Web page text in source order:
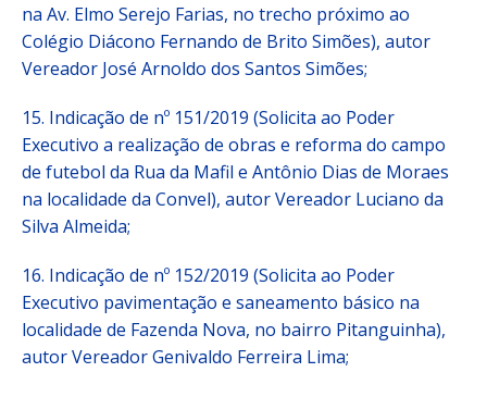
na Av. Elmo Serejo Farias, no trecho próximo ao
Colégio Diácono Fernando de Brito Simões), autor
Vereador José Arnoldo dos Santos Simões;
15. Indicação de nº 151/2019 (Solicita ao Poder
Executivo a realização de obras e reforma do campo
de futebol da Rua da Mafil e Antônio Dias de Moraes
na localidade da Convel), autor Vereador Luciano da
Silva Almeida;
16. Indicação de nº 152/2019 (Solicita ao Poder
Executivo pavimentação e saneamento básico na
localidade de Fazenda Nova, no bairro Pitanguinha),
autor Vereador Genivaldo Ferreira Lima;